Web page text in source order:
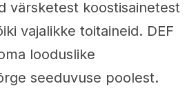
värsketest koostisainetest
vajalikke toitaineid. DEF
looduslike
seeduvuse poolest.